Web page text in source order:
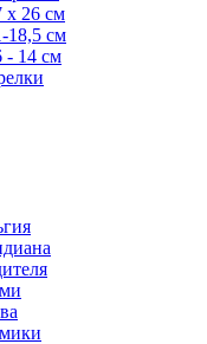
х 26 см
18,5 см
- 14 см